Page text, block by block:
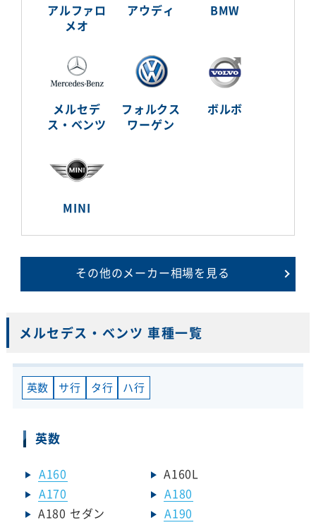
アルファロ
メオ
アウディ BMW
メルセデ
ス・ベンツ
フォルクス
ワーゲン
ボルボ
MINI
その他のメーカー相場を見る
メルセデス・ベンツ 車種一覧
英数 サ行 タ行 ハ行
英数
A160
A160L
A170
A180
A180 セダン
A190